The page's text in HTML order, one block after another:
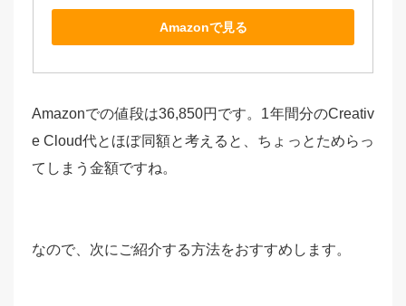
Amazonで見る
Amazonでの値段は36,850円です。1年間分のCreativ
e Cloud代とほぼ同額と考えると、ちょっとためらっ
てしまう金額ですね。
なので、次にご紹介する方法をおすすめします。